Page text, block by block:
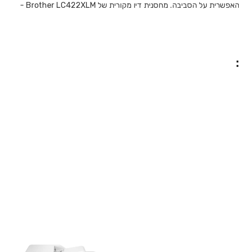
הדיו ומצמצמת את הפסולת בעת השלכתן. כל החומרה ומחסניות הדיו שלנו בנויות כך שיש להן את ההשפעה הנמוכה ביותר האפשרית על הסביבה. מחסנית דיו מקורית של Brother LC422XLM -